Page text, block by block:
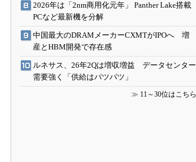
2026年は「2nm商用化元年」 Panther Lake搭載
PCなど最新機を分解
中国最大のDRAMメーカーCXMTがIPOへ 増
産とHBM開発で存在感
ルネサス、26年2Qは増収増益 データセンター
需要強く「供給はパツパツ」
≫ 11～30位はこちら